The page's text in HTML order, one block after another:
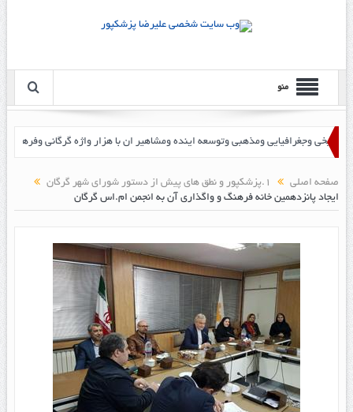
منو
صفحه اصلی
1.پزشکپور و نطق های پیش از دستور شورای شهر گرگان
ایجاد پانزدهمین خانه فرهنگ و واگذاری آن به انجمن ام.اس گرگان